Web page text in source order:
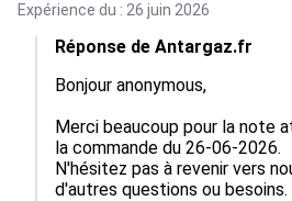
Expérience du : 26 juin 2026
Réponse de Antargaz.fr
Bonjour anonymous,
Merci beaucoup pour la note
la commande du 26-06-2026.
N'hésitez pas à revenir vers
d'autres questions ou besoins.